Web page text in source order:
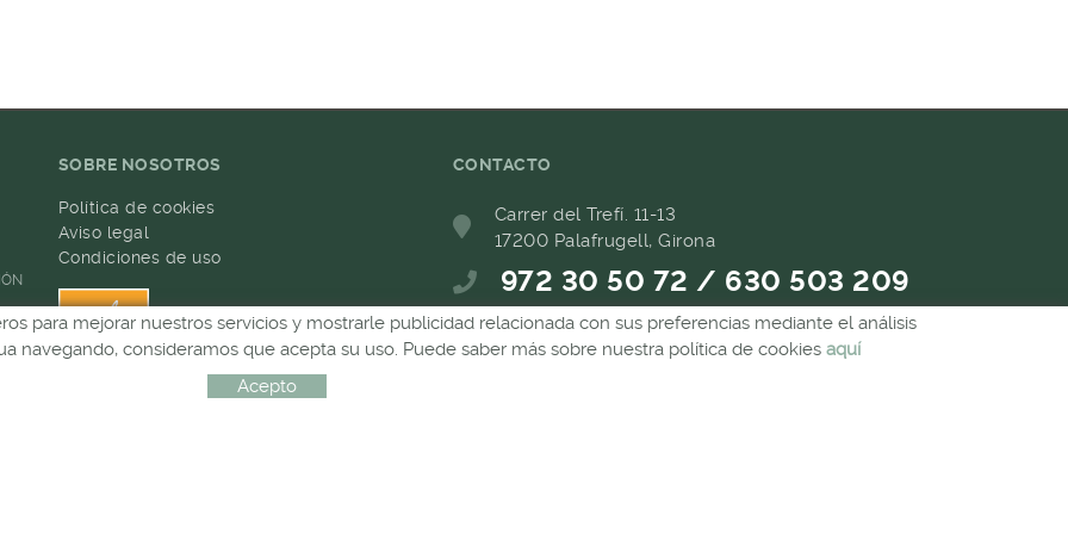
SOBRE NOSOTROS
Política de cookies
Aviso legal
Condiciones de uso
CONTACTO
Carrer del Trefí. 11-13
17200 Palafrugell, Girona
972 30 50 72 / 630 503 209
689 657 489
para mejorar nuestros servicios y mostrarle publicidad relacionada con sus preferencias mediante el análisis
navegando, consideramos que acepta su uso. Puede saber más sobre nuestra política de cookies aquí
Acepto